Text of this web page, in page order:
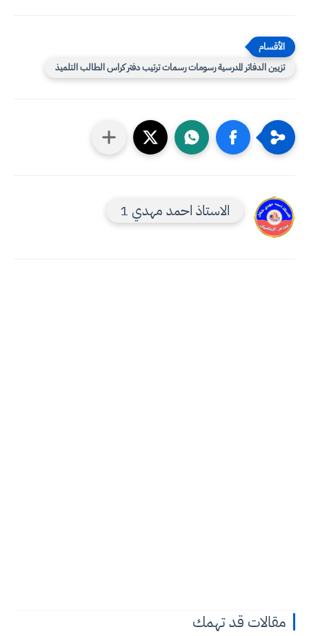
تزيين الدفاتر المدرسية رسومات رسمات ترتيب دفتر كراس الطالب التلميذ
الاستاذ احمد مهدي 1
مقالات قد تهمك